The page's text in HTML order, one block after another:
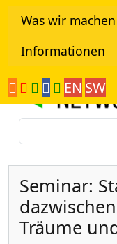
Was wir machen
Informationen
EN SW
Seminar:
Träume